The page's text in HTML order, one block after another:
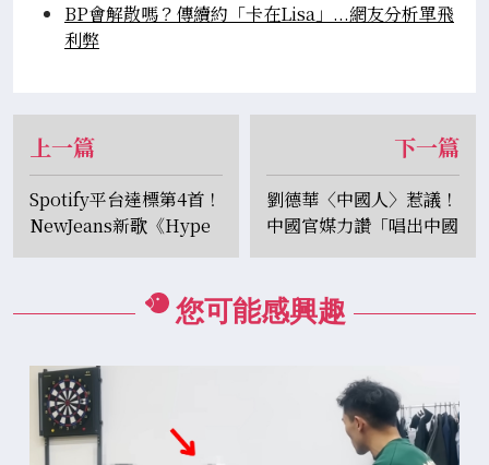
BP會解散嗎？傳續約「卡在Lisa」...網友分析單飛
利弊
上一篇
Spotify平台達標第4首！
NewJeans新歌《Hype
Boy》播放量破6億
下一篇
劉德華〈中國人〉惹議！
中國官媒力讚「唱出中國
人的驕傲」
您可能感興趣